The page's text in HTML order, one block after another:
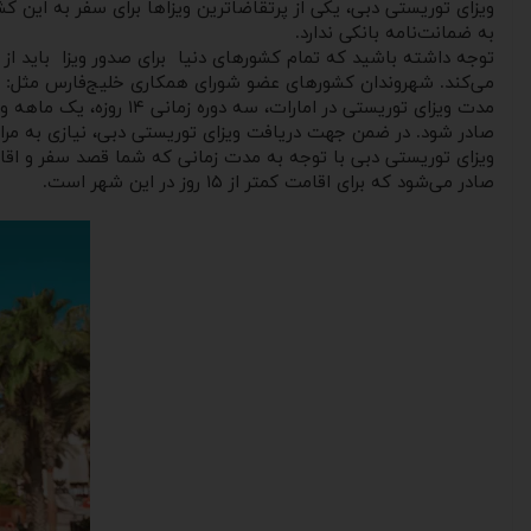
ویزای توریستی دبی، یکی از پرتقاضاترین ویزاها برای سفر به
به ضمانت‌نامه بانکی ندارد.
توجه داشته باشید که تمام کشورهای دنیا برای صدور ویزا باید از
می‌کند. شهروندان کشورهای عضو شورای همکاری خلیج‌فارس مثل: عربستان،
صادر شود. در ضمن جهت دریافت ویزای توریستی دبی، نیازی به
ویزای توریستی دبی با توجه به مدت ‌زمانی که شما قصد سفر و
صادر می‌شود که برای اقامت کمتر از ۱۵ روز در این شهر است.